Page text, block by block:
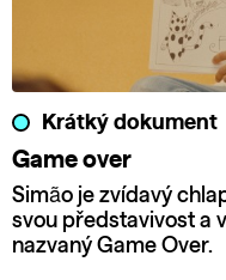
Krátký dokument
Game over
Simão je zvídavý
svou představivost a
nazvaný Game Over.